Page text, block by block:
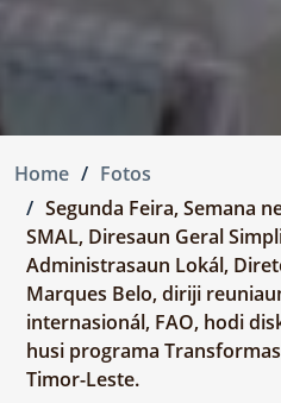
Home
Fotos
Segunda Feira, Semana
SMAL, Diresaun Geral
Administrasaun Lokál,
Marques Belo, diriji
internasionál, FAO, hodi
husi programa
Timor-Leste.